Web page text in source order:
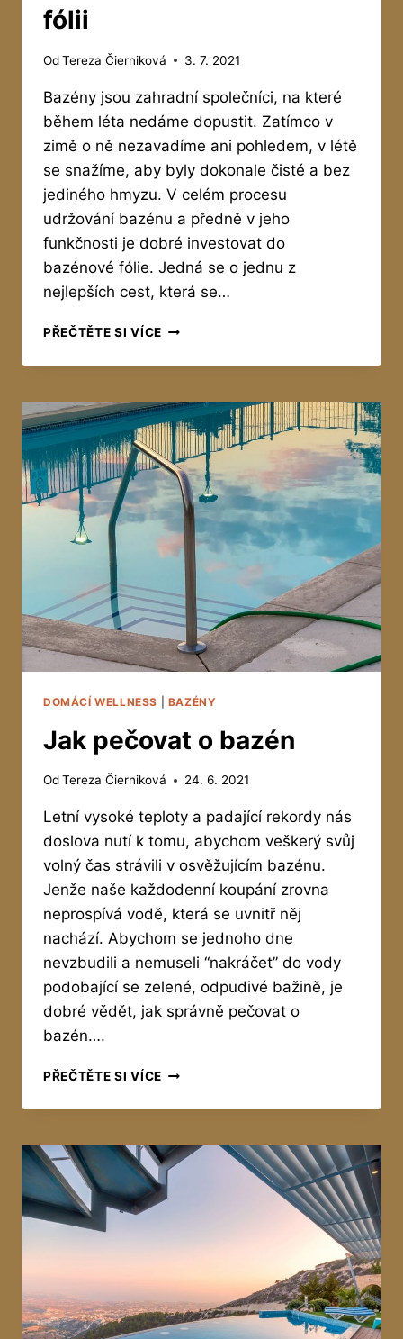
fólii
OdTereza Čierniková 3. 7. 2021
Bazény jsou zahradní společníci, na které
během léta nedáme dopustit. Zatímco v
zimě o ně nezavadíme ani pohledem, v létě
se snažíme, aby byly dokonale čisté a bez
jediného hmyzu. V celém procesu
udržování bazénu a předně v jeho
funkčnosti je dobré investovat do
bazénové fólie. Jedná se o jednu z
nejlepších cest, která se…
PŘEČTĚTE SI VÍCEPROČ
BAZÉNOVOU
DOMÁCÍ WELLNESS BAZÉNY
Jak pečovat o bazén
OdTereza Čierniková 24. 6. 2021
Letní vysoké teploty a padající rekordy nás
doslova nutí k tomu, abychom veškerý svůj
volný čas strávili v osvěžujícím bazénu.
Jenže naše každodenní koupání zrovna
neprospívá vodě, která se uvnitř něj
nachází. Abychom se jednoho dne
nevzbudili a nemuseli “nakráčet” do vody
podobající se zelené, odpudivé bažině, je
dobré vědět, jak správně pečovat o
bazén….
PŘEČTĚTE SI VÍCEJAK
O